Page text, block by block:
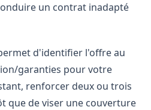
un contrat inadapté
d'identifier l'offre au
garanties pour votre
renforcer deux ou trois
que de viser une couverture